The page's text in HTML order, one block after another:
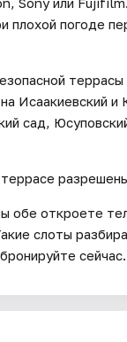
плохой погоде
Исаакиевский и
сад,
обе откроете
слоты
сейчас.